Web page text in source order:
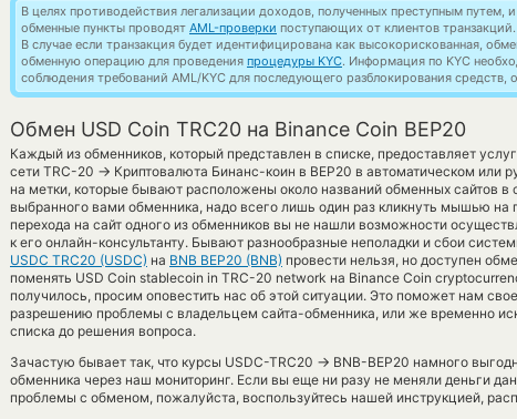
В целях противодействия легализации доходов, полученных преступным путем,
обменные пункты проводят AML-проверки поступающих от клиентов транзакций.
В случае если транзакция будет идентифицирована как высокорискованная,
обменную операцию для проведения процедуры KYC. Информация по KYC
соблюдения требований AML/KYC для последующего разблокирования средств,
Обмен USD Coin TRC20 на Binance Coin BEP20
Каждый из обменников, который представлен в списке, предоставляет
сети TRC-20 → Криптовалюта Бинанс-коин в BEP20 в автоматическом или
на метки, которые бывают расположены около названий обменных сайтов в
выбранного вами обменника, надо всего лишь один раз кликнуть мышью
перехода на сайт одного из обменников вы не нашли возможности
к его онлайн-консультанту. Бывают разнообразные неполадки и сбои
USDC TRC20 (USDC) на BNB BEP20 (BNB) провести нельзя, но доступен
поменять USD Coin stablecoin in TRC-20 network на Binance Coin
получилось, просим оповестить нас об этой ситуации. Это поможет нам
разрешению проблемы с владельцем сайта-обменника, или же временно
списка до решения вопроса.
Зачастую бывает так, что курсы USDC-TRC20 → BNB-BEP20 намного
обменника через наш мониторинг. Если вы еще ни разу не меняли деньги
проблемы с обменом, пожалуйста, воспользуйтесь нашей инструкцией,